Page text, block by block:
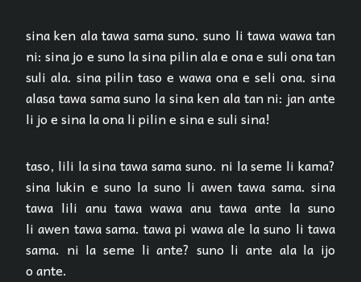
sina ken ala tawa sama suno. suno li tawa wawa tan
ni: sina jo e suno la sina pilin ala e ona e suli ona tan
suli ala. sina pilin taso e wawa ona e seli ona. sina
alasa tawa sama suno la sina ken ala tan ni: jan ante
li jo e sina la ona li pilin e sina e suli sina!
taso, lili la sina tawa sama suno. ni la seme li kama?
sina lukin e suno la suno li awen tawa sama. sina
tawa lili anu tawa wawa anu tawa ante la suno
li awen tawa sama. tawa pi wawa ale la suno li tawa
sama. ni la seme li ante? suno li ante ala la ijo
o ante.